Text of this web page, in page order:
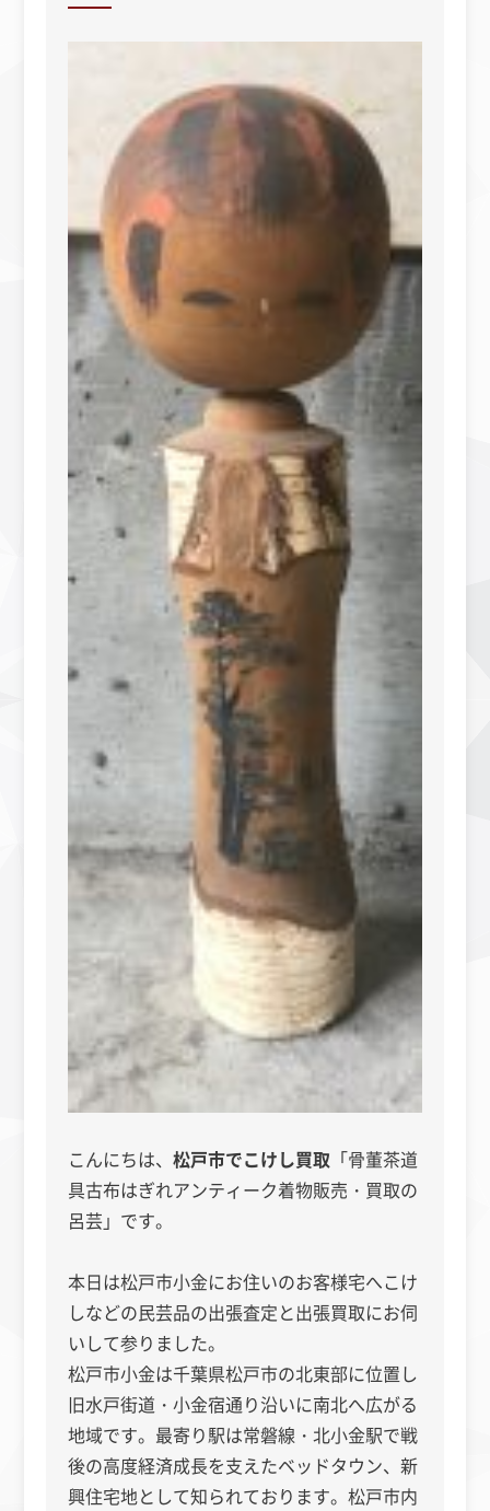
こんにちは、松戸市でこけし買取 「骨董茶道
具古布はぎれアンティーク着物販売・買取の
呂芸」です。
本日は松戸市小金にお住いのお客様宅へこけ
しなどの民芸品の出張査定と出張買取にお伺
いして参りました。
松戸市小金は千葉県松戸市の北東部に位置し
旧水戸街道・小金宿通り沿いに南北へ広がる
地域です。最寄り駅は常磐線・北小金駅で戦
後の高度経済成長を支えたベッドタウン、新
興住宅地として知られております。松戸市内